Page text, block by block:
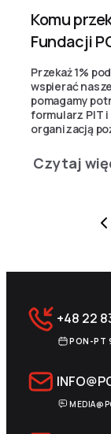
Komu
Fundacji
Przekaż 1%
wspierać
pomagamy
formularz PIT i
organizacją
Czytaj
+48 22
PON-PT